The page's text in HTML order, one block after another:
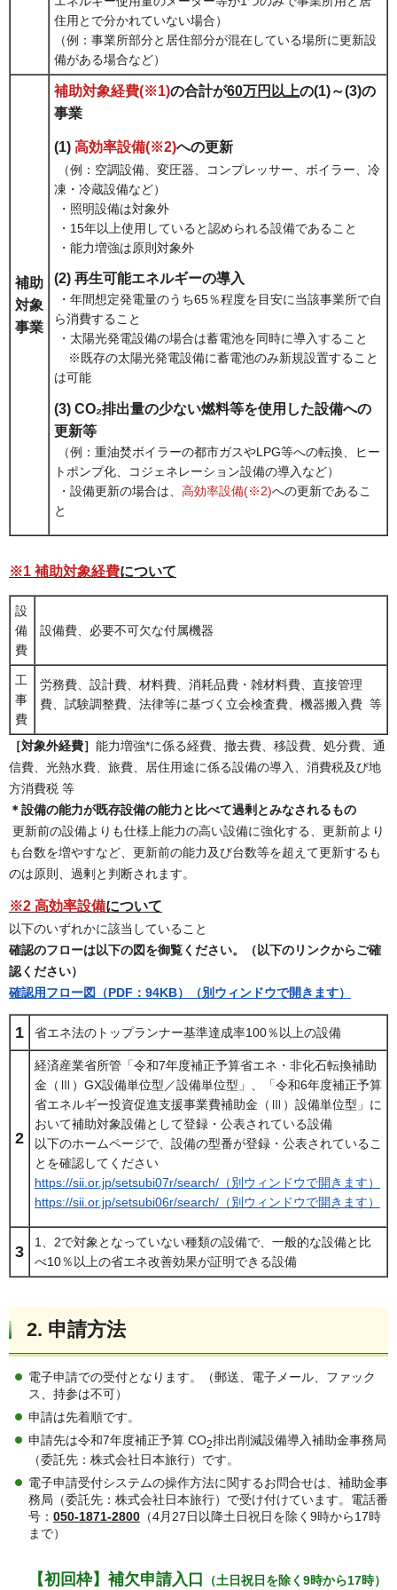
住用とで分かれていない場合）
（例：事業所部分と居住部分が混在している場所に更新設
備がある場合など）
補助
対象
事業
補助対象経費(※1)の合計が60万円以上の(1)～(3)の
事業
(1) 高効率設備(※2)への更新
（例：空調設備、変圧器、コンプレッサー、ボイラー、冷
凍・冷蔵設備など）
・照明設備は対象外
・15年以上使用していると認められる設備であること
・能力増強は原則対象外
(2) 再生可能エネルギーの導入
・年間想定発電量のうち65％程度を目安に当該事業所で自
ら消費すること
・太陽光発電設備の場合は蓄電池を同時に導入すること
※既存の太陽光発電設備に蓄電池のみ新規設置すること
は可能
(3) CO₂排出量の少ない燃料等を使用した設備への
更新等
（例：重油焚ボイラーの都市ガスやLPG等への転換、ヒー
トポンプ化、コジェネレーション設備の導入など）
・設備更新の場合は、 高効率設備(※2)への更新であるこ
と
※1 補助対象経費について
設
備
費
設備費、必要不可欠な付属機器
工
事
費
労務費、設計費、材料費、消耗品費・雑材料費、直接管理
費、試験調整費、法律等に基づく立会検査費、機器搬入費 等
［対象外経費］ 能力増強*に係る経費、撤去費、移設費、処分費、通
信費、光熱水費、旅費、居住用途に係る設備の導入、消費税及び地
方消費税 等
＊設備の能力が既存設備の能力と比べて過剰とみなされるもの
更新前の設備よりも仕様上能力の高い設備に強化する、更新前より
も台数を増やすなど、更新前の能力及び台数等を超えて更新するも
のは原則、過剰と判断されます。
※2 高効率設備について
以下のいずれかに該当していること
確認のフローは以下の図を御覧ください。（以下のリンクからご確
認ください）
確認用フロー図（PDF：94KB）（別ウィンドウで開きます）
1 省エネ法のトップランナー基準達成率100％以上の設備
2
経済産業省所管「令和7年度補正予算省エネ・非化石転換補助
金（Ⅲ）GX設備単位型／設備単位型」、「令和6年度補正予算
省エネルギー投資促進支援事業費補助金（Ⅲ）設備単位型」に
おいて補助対象設備として登録・公表されている設備
以下のホームページで、設備の型番が登録・公表されているこ
とを確認してください
https://sii.or.jp/setsubi07r/search/（別ウィンドウで開きます）
https://sii.or.jp/setsubi06r/search/（別ウィンドウで開きます）
3
1、2で対象となっていない種類の設備で、一般的な設備と比
べ10％以上の省エネ改善効果が証明できる設備
2. 申請方法
電子申請での受付となります。（郵送、電子メール、ファック
ス、持参は不可）
申請は先着順です。
申請先は令和7年度補正予算 CO2排出削減設備導入補助金事務局
（委託先：株式会社日本旅行）です。
電子申請受付システムの操作方法に関するお問合せは、補助金事
務局（委託先：株式会社日本旅行）で受け付けています。電話番
号： 050-1871-2800 （4月27日以降土日祝日を除く9時から17時
まで）
【初回枠】補欠申請入口
（土日祝日を除く9時から17時）